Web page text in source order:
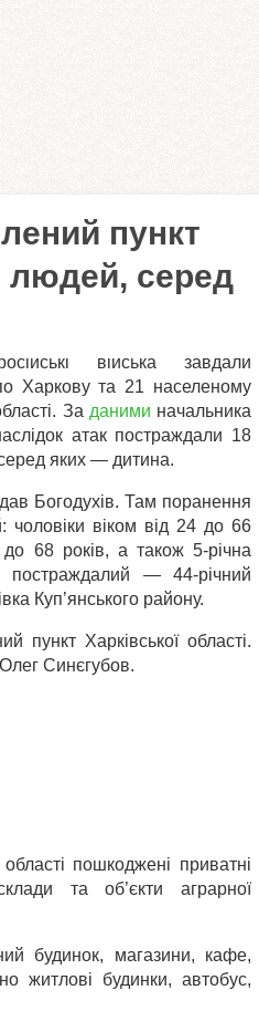
пункт
людей, серед
війська завдали
Харкову та 21 населеному
За даними начальника
атак постраждали 18
яких — дитина.
Богодухів. Там поранення
віком від 24 до 66
до 68 років, а також 5-річна
постраждалий — 44-річний
Куп’янського району.
пункт Харківської області.
Синєгубов.
пошкоджені приватні
та об’єкти аграрної
будинок, магазини, кафе,
житлові будинки, автобус,